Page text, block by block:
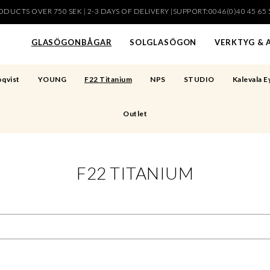
OVER 750 SEK | 2-3 DAYS OF DELIVERY |SUPPORT:0046(0)40 45 65
GLASÖGONBÅGAR SOLGLASÖGON VERKTYG &
YOUNG F22 Titanium NPS STUDIO Kalevala
Outlet
F22 TITANIUM
har lagts i din varukorg